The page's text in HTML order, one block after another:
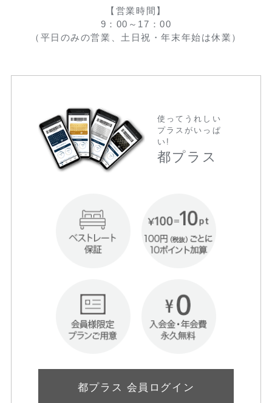
【営業時間】
9：00～17：00
（平日のみの営業、土日祝・年末年始は休業）
使ってうれしい
プラスがいっぱ
い!
都プラス
都プラス 会員ログイン